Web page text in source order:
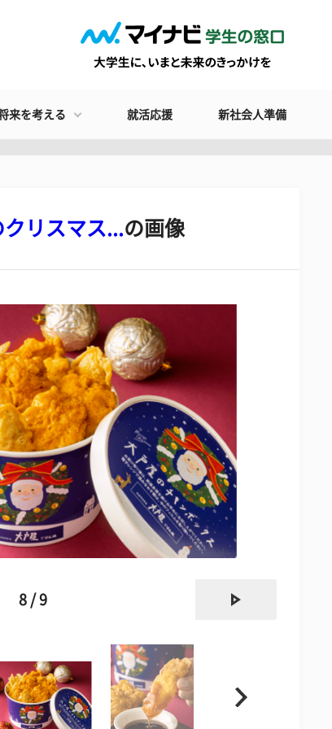
来を考える 就活応援 新社会人準備
リスマス...の画像
8 / 9